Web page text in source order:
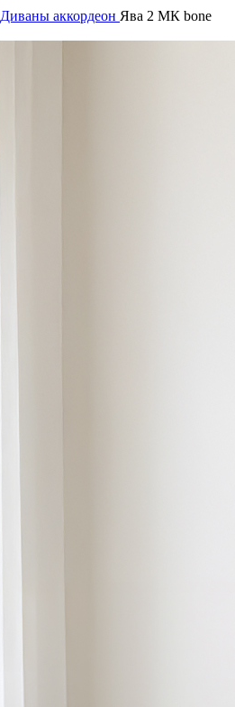
Диваны аккордеон Ява 2 МК bone